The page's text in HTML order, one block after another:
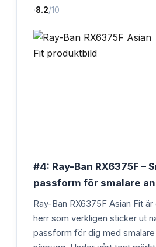
·8.2/10
#4: Ray-Ban RX6375F –
passform för smalare
Ray-Ban RX6375F Asian Fit
herr som verkligen sticker ut
passform för dig med